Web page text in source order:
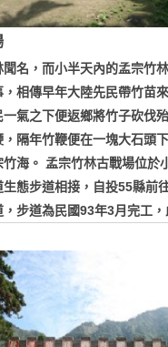
名，而小半天內的孟宗竹
，相傳早年大陸先民帶竹苗
氣之下便返鄉將竹子砍伐
隔年竹鞭便在一塊大石頭
海。 孟宗竹林古戰場位於
態步道相接，自投55縣前
步道為民國93年3月完工